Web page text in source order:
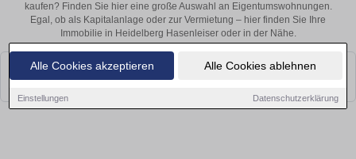
Alle Cookies akzeptieren Alle Cookies ablehnen
Einstellungen Datenschutzerklärung
kaufen? Finden Sie hier eine große Auswahl an Eigentumswohnungen.
Egal, ob als Kapitalanlage oder zur Vermietung – hier finden Sie Ihre
Immobilie in Heidelberg Hasenleiser oder in der Nähe.
Leider konnten wir derzeit keine passenden Objekte finden. Schauen Sie
bald wieder vorbei!